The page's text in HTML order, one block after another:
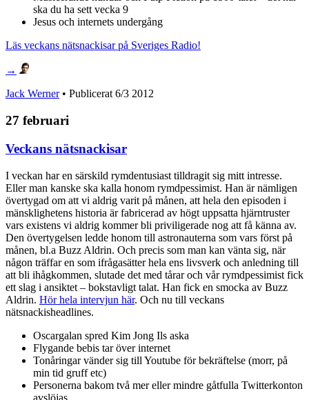
ska du ha sett vecka 9
Jesus och internets undergång
Läs veckans nätsnackisar på Sveriges Radio!
→
Jack Werner• Publicerat 6/3 2012
27 februari
Veckans nätsnackisar
I veckan har en särskild rymdentusiast tilldragit sig mitt intresse.
Eller man kanske ska kalla honom rymdpessimist. Han är nämligen
övertygad om att vi aldrig varit på månen, att hela den episoden i
mänsklighetens historia är fabricerad av högt uppsatta hjärntruster
vars existens vi aldrig kommer bli priviligerade nog att få känna av.
Den övertygelsen ledde honom till astronauterna som vars först på
månen, bl.a Buzz Aldrin. Och precis som man kan vänta sig, när
någon träffar en som ifrågasätter hela ens livsverk och anledning till
att bli ihågkommen, slutade det med tårar och vår rymdpessimist fick
ett slag i ansiktet – bokstavligt talat. Han fick en smocka av Buzz
Aldrin. Hör hela intervjun här. Och nu till veckans
nätsnackisheadlines.
Oscargalan spred Kim Jong Ils aska
Flygande bebis tar över internet
Tonåringar vänder sig till Youtube för bekräftelse (morr, på
min tid gruff etc)
Personerna bakom två mer eller mindre gåtfulla Twitterkonton
avslöjas